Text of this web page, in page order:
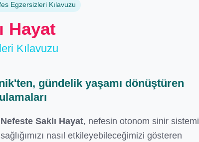
Egzersizleri Kılavuzu
Hayat
Kılavuzu
'ten, gündelik yaşamı dönüştüren
Nefeste Saklı Hayat, nefesin otonom sinir sistemi
nasıl etkileyebileceğimizi gösteren